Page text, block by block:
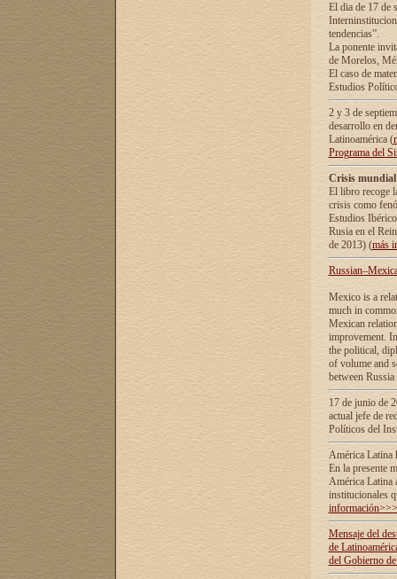
El dia de 17 de
tendencias”.
La ponente
de Morelos,
El caso de
Estudios
2 y 3 de
desarrollo en
Latinoamérica (
Programa del
Crisis
El libro recoge
crisis como
Estudios
Rusia en el
de 2013) (más
Mexico is a
much in
Mexican
improvement.
the political,
of volume and
between
17 de junio de
actual jefe de
Políticos del
América Latina
En la presente
América Latina
institucionales
información>>>
Mensaje del
de
del Gobierno